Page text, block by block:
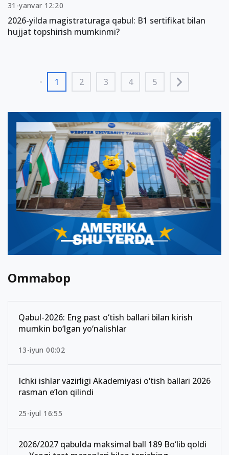
31-yanvar 12:20
2026-yilda magistraturaga qabul: B1 sertifikat bilan
hujjat topshirish mumkinmi?
1 2 3 4 5
Ommabop
Qabul-2026: Eng past o‘tish ballari bilan kirish
mumkin bo‘lgan yo‘nalishlar
13-iyun 00:02
Ichki ishlar vazirligi Akademiyasi o‘tish ballari 2026
rasman e’lon qilindi
25-iyul 16:55
2026/2027 qabulda maksimal ball 189 Bo‘lib qoldi